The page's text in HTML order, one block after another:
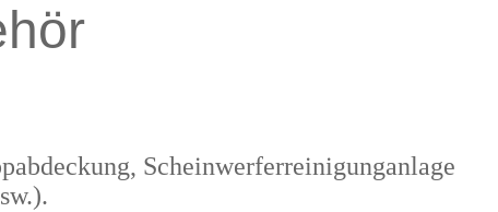
Scheinwerferreinigunganlage